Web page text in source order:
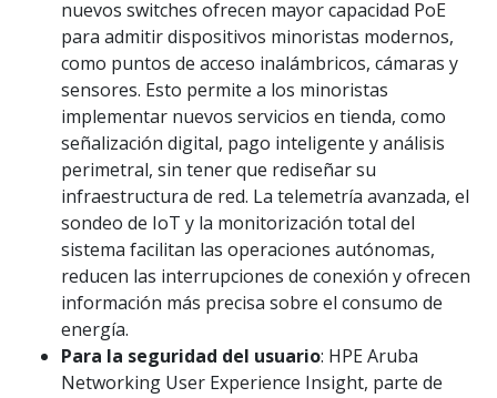
nuevos switches ofrecen mayor capacidad PoE
para admitir dispositivos minoristas modernos,
como puntos de acceso inalámbricos, cámaras y
sensores. Esto permite a los minoristas
implementar nuevos servicios en tienda, como
señalización digital, pago inteligente y análisis
perimetral, sin tener que rediseñar su
infraestructura de red. La telemetría avanzada, el
sondeo de IoT y la monitorización total del
sistema facilitan las operaciones autónomas,
reducen las interrupciones de conexión y ofrecen
información más precisa sobre el consumo de
energía.
Para la seguridad del usuario: HPE Aruba
Networking User Experience Insight, parte de